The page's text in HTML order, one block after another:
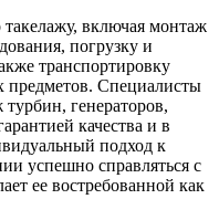
включая монтаж
погрузку и
транспортировку
предметов. Специалисты
генераторов,
качества и в
подход к
успешно справляться с
ее востребованной как